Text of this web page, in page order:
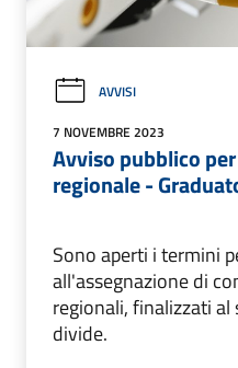
AVVISI
7 NOVEMBRE 2023
Avviso pubblico
regionale -
Sono aperti i termini
all'assegnazione di
regionali, finalizzati
divide.